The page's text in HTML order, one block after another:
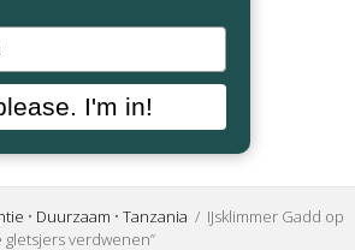
• Duurzaam • Tanzania / IJsklimmer Gadd op
verdwenen’’
I'm in!